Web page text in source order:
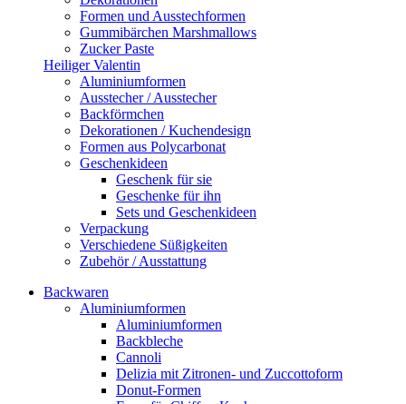
Formen und Ausstechformen
Gummibärchen Marshmallows
Zucker Paste
Heiliger Valentin
Aluminiumformen
Ausstecher / Ausstecher
Backförmchen
Dekorationen / Kuchendesign
Formen aus Polycarbonat
Geschenkideen
Geschenk für sie
Geschenke für ihn
Sets und Geschenkideen
Verpackung
Verschiedene Süßigkeiten
Zubehör / Ausstattung
Backwaren
Aluminiumformen
Aluminiumformen
Backbleche
Cannoli
Delizia mit Zitronen- und Zuccottoform
Donut-Formen